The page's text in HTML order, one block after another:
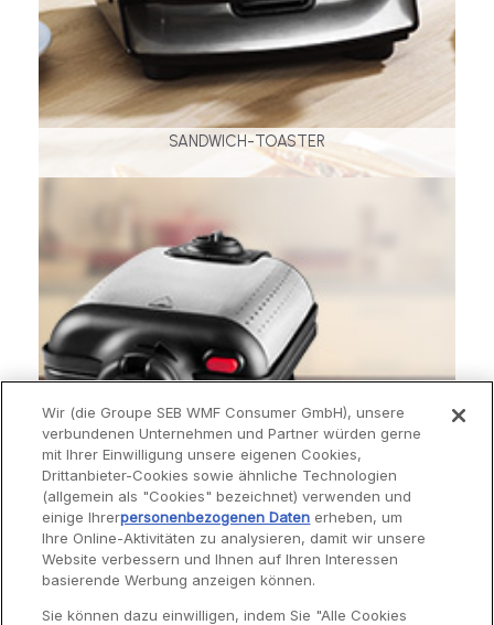
SANDWICH-TOASTER
WAFFELEISEN
Service
Wir (die Groupe SEB WMF Consumer GmbH), unsere
verbundenen Unternehmen und Partner würden gerne
mit Ihrer Einwilligung unsere eigenen Cookies,
Drittanbieter-Cookies sowie ähnliche Technologien
(allgemein als "Cookies" bezeichnet) verwenden und
einige Ihrerpersonenbezogenen Daten erheben, um
Ihre Online-Aktivitäten zu analysieren, damit wir unsere
Website verbessern und Ihnen auf Ihren Interessen
basierende Werbung anzeigen können.
Sie können dazu einwilligen, indem Sie "Alle Cookies